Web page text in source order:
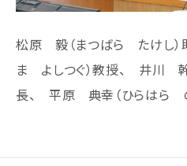
松原 毅（まつばら たけし
ま よしつぐ）教授、 井川
長、 平原 典幸（ひらはら